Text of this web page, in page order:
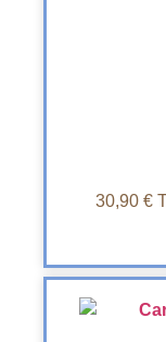
30,90 €